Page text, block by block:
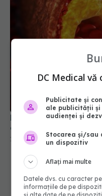
Nivelul ridicat de
decât se credea
13 ian 2026, 15:56
DC Medical
Publicitate și
ale publicității
audienței și
Stocarea și/sau
un dispozitiv
Aflați mai multe
Datele dvs. cu caracter
informațiile de pe